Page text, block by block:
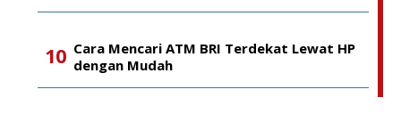
Cara Mencari ATM BRI Terdekat Lewat HP
dengan Mudah